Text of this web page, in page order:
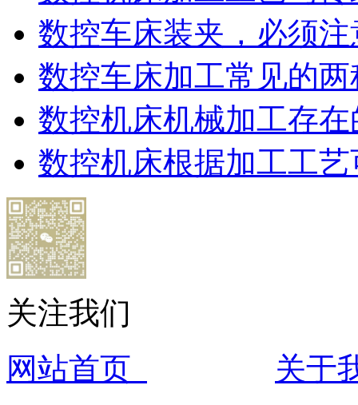
数控车床装夹，必须
数控车床加工常见的
数控机床机械加工存
数控机床根据加工工
关注我们
网站首页
关于